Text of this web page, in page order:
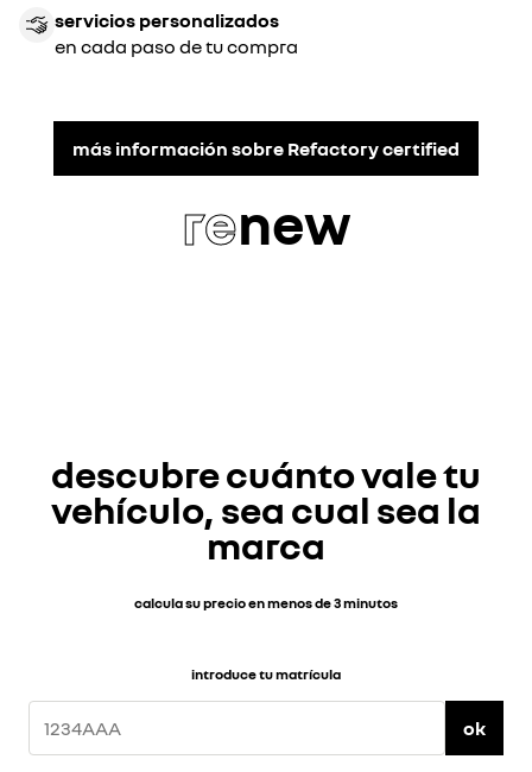
servicios personalizados
en cada paso de tu compra
más información sobre Refactory certified
renew
descubre cuánto vale tu
vehículo, sea cual sea la
marca
calcula su precio en menos de 3 minutos
introduce tu matrícula
ok